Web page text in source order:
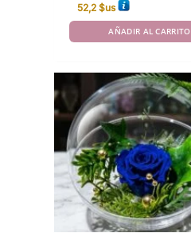
52,2$us
AÑADIR AL CARRITO